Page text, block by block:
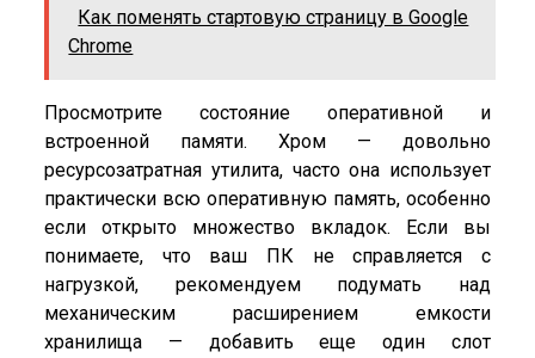
Как поменять стартовую страницу в Google
Chrome
Просмотрите состояние оперативной и
встроенной памяти. Хром — довольно
ресурсозатратная утилита, часто она использует
практически всю оперативную память, особенно
если открыто множество вкладок. Если вы
понимаете, что ваш ПК не справляется с
нагрузкой, рекомендуем подумать над
механическим расширением емкости
хранилища — добавить еще один слот